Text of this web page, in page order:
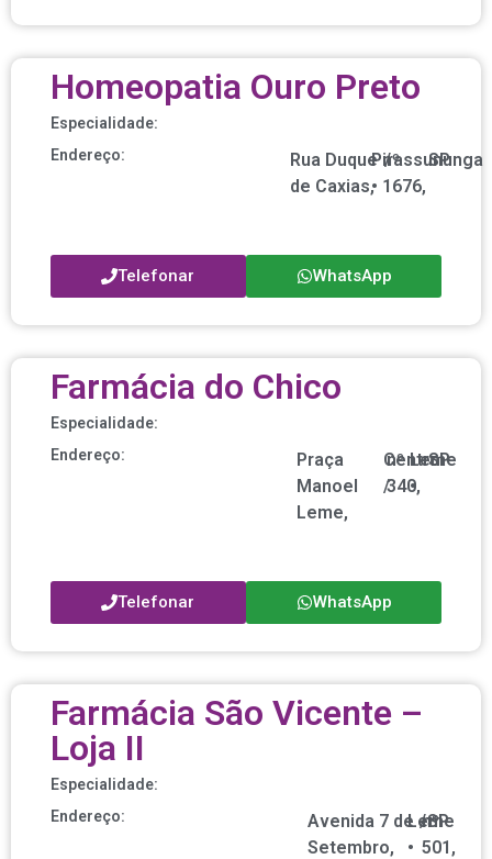
Homeopatia Ouro Preto
Especialidade:
Endereço:
Rua Duque
de Caxias,
nº
1676,
/
Pirassununga
•
SP
Telefonar WhatsApp
Farmácia do Chico
Especialidade:
Endereço:
Praça
Manoel
Leme,
nº
340,
Centro
/
Leme
•
SP
Telefonar WhatsApp
Farmácia São Vicente –
Loja II
Especialidade:
Endereço:
Avenida 7 de
Setembro,
nº
501,
/
Leme
•
SP